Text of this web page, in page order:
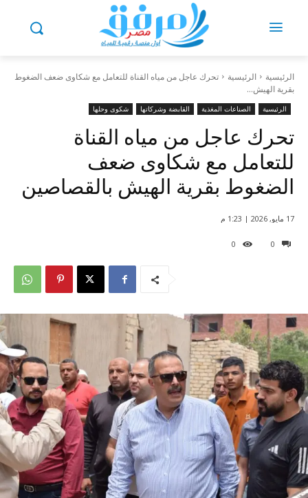
الرئيسية الرئيسية
تحرك عاجل من مياه القناة للتعامل مع شكاوى ضعف الضغوط
بقرية الهيش...
الرئيسية الصناعات المغذية القابضة وشركاتها شكوى وحلها
تحرك عاجل من مياه القناة
للتعامل مع شكاوى ضعف
الضغوط بقرية الهيش بالقصاصين
0
0
17 مايو, 2026 | 1:23 م